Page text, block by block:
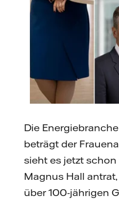
Die
beträgt der
sieht es jetzt
Magnus Hall
über 100-jährigen